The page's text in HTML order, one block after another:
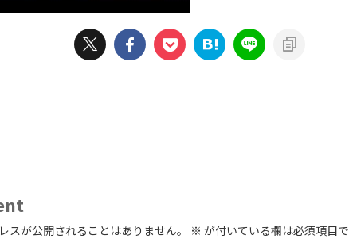
スが公開されることはありません。 ※ が付いている欄は必須項目